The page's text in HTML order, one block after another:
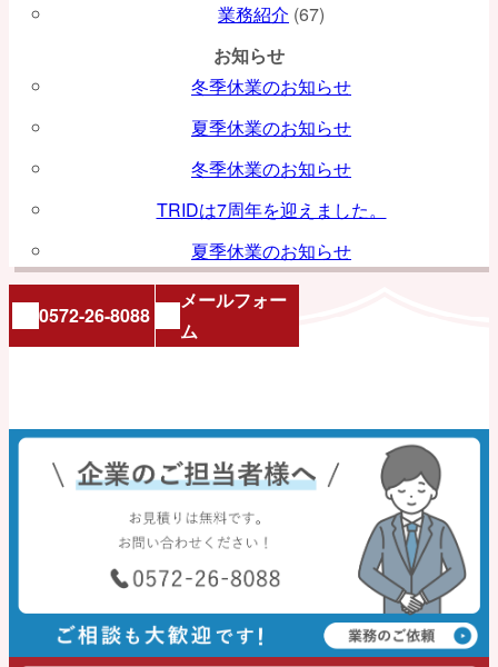
業務紹介 (67)
お知らせ
冬季休業のお知らせ
夏季休業のお知らせ
冬季休業のお知らせ
TRIDは7周年を迎えました。
夏季休業のお知らせ
0572-26-8088
メールフォー
ム